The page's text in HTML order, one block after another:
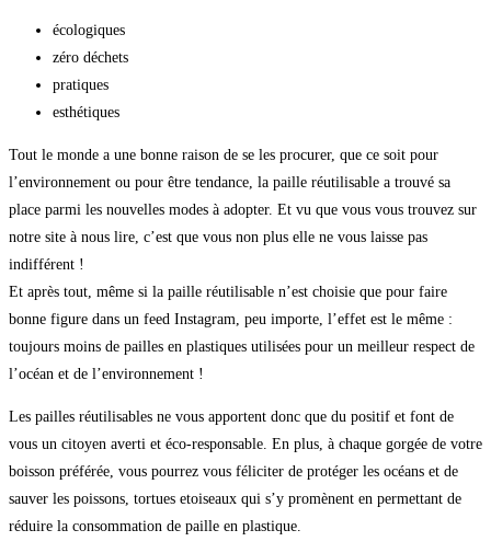
écologiques
zéro déchets
pratiques
esthétiques
Tout le monde a une bonne raison de se les procurer, que ce soit pour
l’environnement ou pour être tendance, la paille réutilisable a trouvé sa
place parmi les nouvelles modes à adopter. Et vu que vous vous trouvez sur
notre site à nous lire, c’est que vous non plus elle ne vous laisse pas
indifférent !
Et après tout, même si la paille réutilisable n’est choisie que pour faire
bonne figure dans un feed Instagram, peu importe, l’effet est le même :
toujours moins de pailles en plastiques utilisées pour un meilleur respect de
l’océan et de l’environnement !
Les pailles réutilisables ne vous apportent donc que du positif et font de
vous un citoyen averti et éco-responsable. En plus, à chaque gorgée de votre
boisson préférée, vous pourrez vous féliciter de protéger les océans et de
sauver les poissons, tortues etoiseaux qui s’y promènent en permettant de
réduire la consommation de paille en plastique.